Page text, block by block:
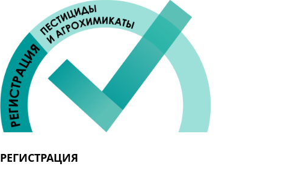
РЕГИСТРАЦИЯ